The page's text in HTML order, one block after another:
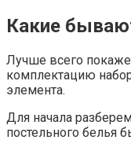
Какие
Лучше всего
комплектацию
элемента.
Для начала
постельного белья